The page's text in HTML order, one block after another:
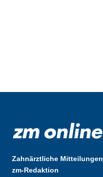
Zahnärztliche Mitteilungen
zm-Redaktion